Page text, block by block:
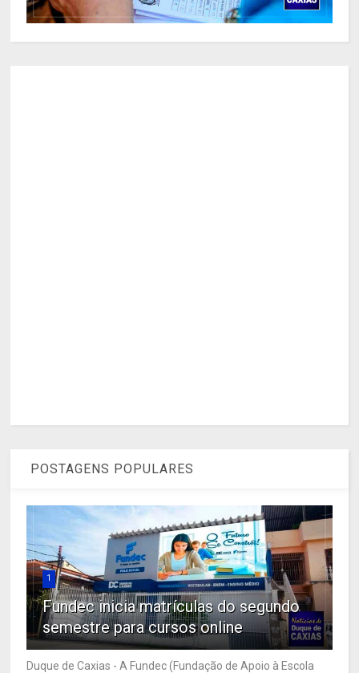
POSTAGENS POPULARES
1
Fundec inicia matrículas do segundo
semestre para cursos online
Duque de Caxias - A Fundec (Fundação de Apoio à Escola